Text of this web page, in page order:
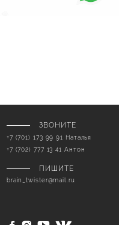
ЗВОНИТЕ
+7 (701) 173 99 91 Наталья
+7 (702) 777 13 41 Антон
ПИШИТЕ
brain_twister@mail.ru